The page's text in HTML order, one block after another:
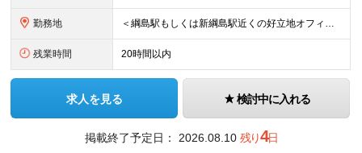
勤務地 ＜綱島駅もしくは新綱島駅近くの好立地オフィス＞ 【横浜事業所】 横浜市港北区樽町2-1-6 └転勤、客先常駐はございません！ ◎宮城工場へ3ヶ月に1回程度出張あり ◎中国・フィリピン自社工場へ年1
残業時間 20時間以内
求人を見る 検討中に入れる
掲載終了予定日： 2026.08.10 残り4日